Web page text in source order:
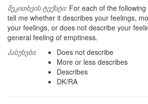
შეკითხვის ტექსტი: For each of the
tell me whether it describes your feelings,
your feelings, or does not describe your
general feeling of emptiness.
პასუხები:
Does not describe
More or less describes
Describes
DK/RA